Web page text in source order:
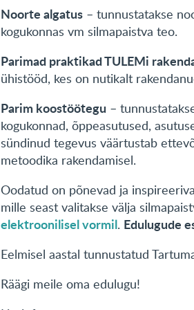
Noorte algatus – tunnustatakse
kogukonnas vm silmapaistva teo.
Parimad praktikad TULEMi
ühistööd, kes on nutikalt
Parim koostöötegu –
kogukonnad, õppeasutused,
sündinud tegevus väärtustab
metoodika rakendamisel.
Oodatud on põnevad ja
mille seast valitakse välja
elektroonilisel vormil. Edulugude
Eelmisel aastal tunnustatud
Räägi meile oma edulugu!